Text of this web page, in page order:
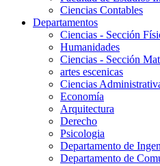
Ciencias Contables
Departamentos
Ciencias - Sección
Humanidades
Ciencias - Sección
artes escenicas
Ciencias
Economía
Arquitectura
Derecho
Psicologia
Departamento de
Departamento de